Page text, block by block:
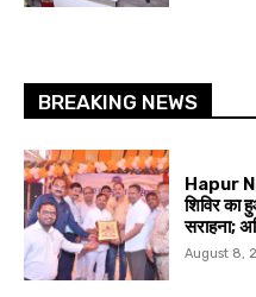
BREAKING NEWS
Hapur
शिविर का
सराहना;
August 8,